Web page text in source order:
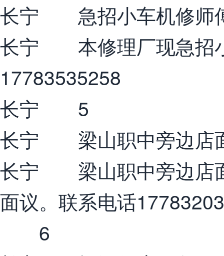
长宁 急招小车机修师
长宁 本修理厂现急招
17783535258
长宁 5
长宁 梁山职中旁边店
长宁 梁山职中旁边店
面议。联系电话
6